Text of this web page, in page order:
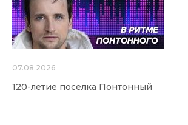
07.08.2026
120-летие посёлка Понтонный